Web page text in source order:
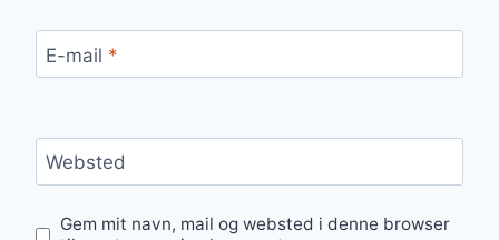
E-mail *
Websted
Gem mit navn, mail og websted i denne browser